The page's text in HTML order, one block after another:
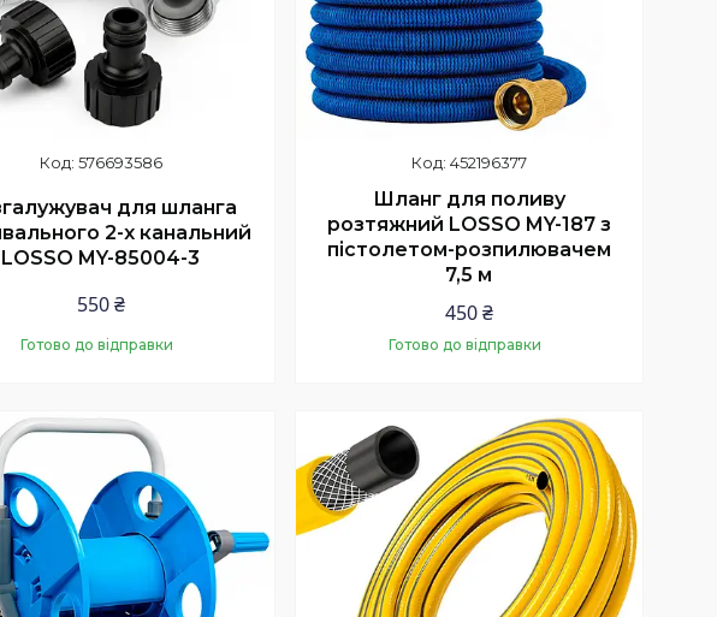
576693586
для шланга
2-х канальний
LOSSO MY-85004-3
550 ₴
Готово до відправки
Купити
452196377
Шланг для поливу
розтяжний LOSSO MY-187 з
пістолетом-розпилювачем
7,5 м
450 ₴
Готово до відправки
Купити